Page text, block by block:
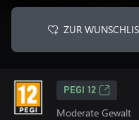
ZUR
PEGI 12
Moderate Gewalt